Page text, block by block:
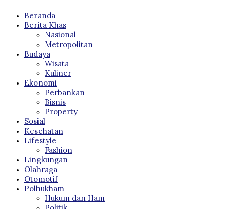
Beranda
Berita Khas
Nasional
Metropolitan
Budaya
Wisata
Kuliner
Ekonomi
Perbankan
Bisnis
Property
Sosial
Kesehatan
Lifestyle
Fashion
Lingkungan
Olahraga
Otomotif
Polhukham
Hukum dan Ham